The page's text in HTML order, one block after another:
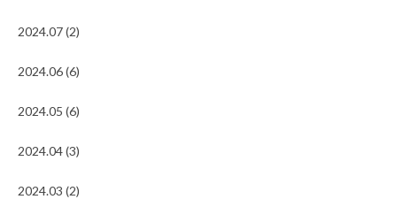
2024.07 (2)
2024.06 (6)
2024.05 (6)
2024.04 (3)
2024.03 (2)